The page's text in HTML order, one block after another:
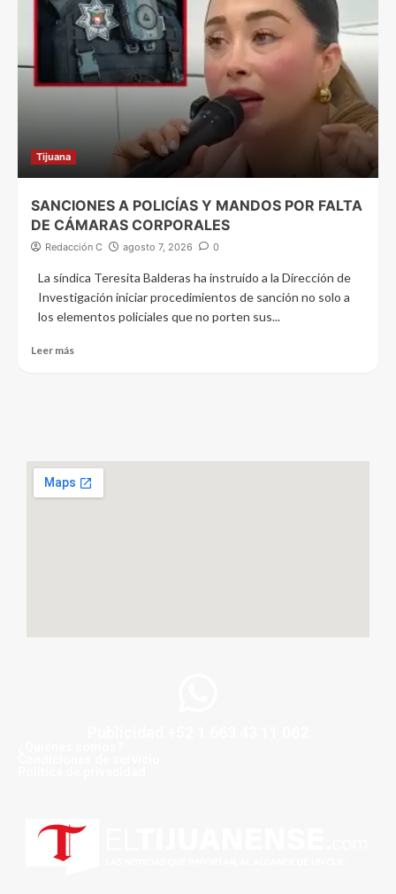
Tijuana
SANCIONES A POLICÍAS Y MANDOS POR FALTA
DE CÁMARAS CORPORALES
Redacción C agosto 7, 2026 0
La síndica Teresita Balderas ha instruido a la Dirección de
Investigación iniciar procedimientos de sanción no solo a
los elementos policiales que no porten sus...
Leer más